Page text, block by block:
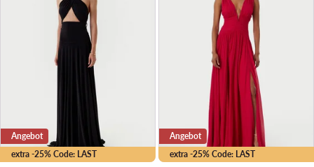
extra -25% Code: LAST
Angebot
extra -25% Code: LAST
Angebot